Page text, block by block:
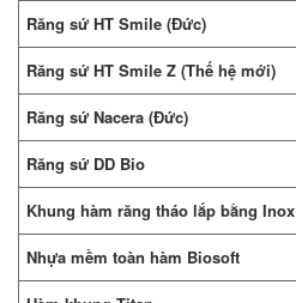
Răng sứ HT Smile (Đức)
Răng sứ HT Smile Z (Thế hệ mới)
Răng sứ Nacera (Đức)
Răng sứ DD Bio
Khung hàm răng tháo lắp bằng Inox
Nhựa mềm toàn hàm Biosoft